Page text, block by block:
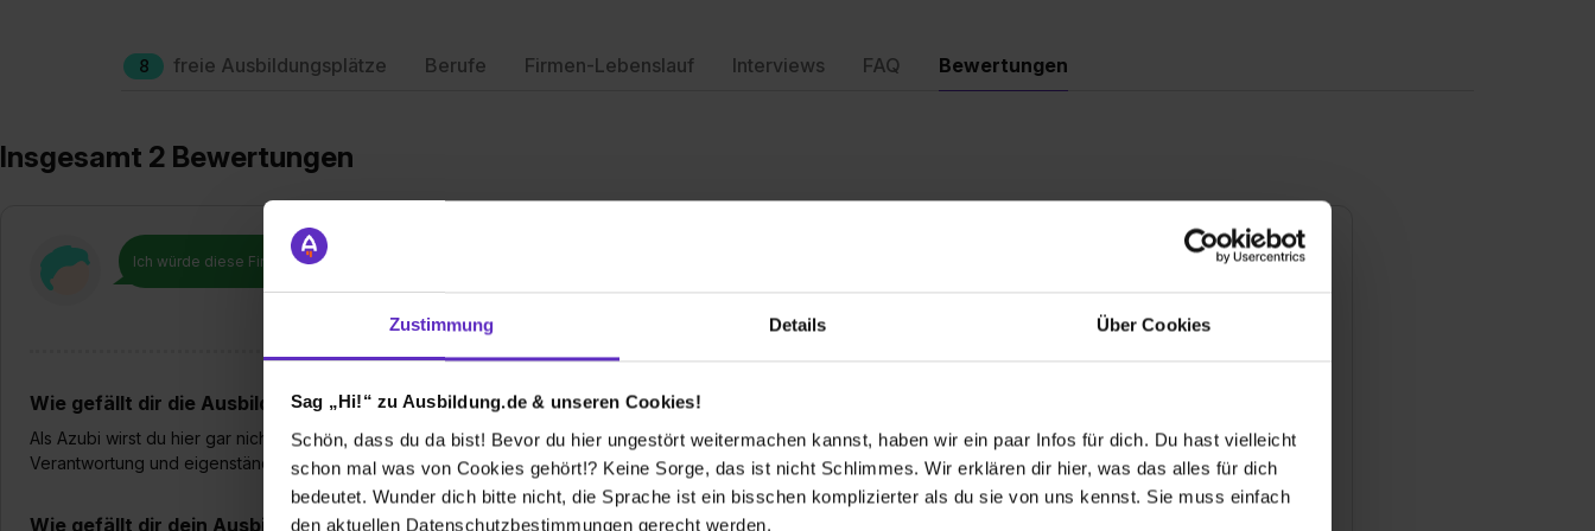
Zustimmung Details Über Cookies
Sag „Hi!“ zu Ausbildung.de & unseren Cookies!
Schön, dass du da bist! Bevor du hier ungestört weitermachen kannst, haben wir ein paar Infos für dich. Du hast vielleicht
schon mal was von Cookies gehört!? Keine Sorge, das ist nicht Schlimmes. Wir erklären dir hier, was das alles für dich
bedeutet. Wunder dich bitte nicht, die Sprache ist ein bisschen komplizierter als du sie von uns kennst. Sie muss einfach
den aktuellen Datenschutzbestimmungen gerecht werden.
8 freie Ausbildungsplätze Berufe Firmen-Lebenslauf Interviews FAQ Bewertungen
Insgesamt 2 Bewertungen
Ich würde diese Firma weiterempfehlen!
Wie gefällt dir die Ausbildung bei deiner Firma?
Als Azubi wirst du hier gar nicht gesehen, sondern direkt als Mitarbeiter. Man bekommt von Anfang an
Verantwortung und eigenständige Projekte. :)
Wie gefällt dir dein Ausbildungsberuf?
Aufgaben & Lernerfolg
Spaßfaktor & Atmosphäre